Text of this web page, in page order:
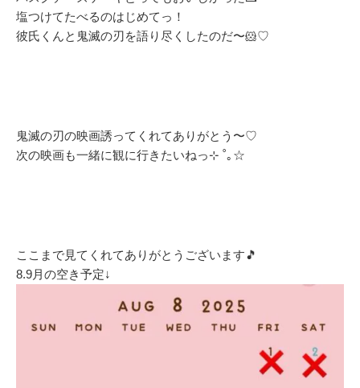
塩つけてたべるのはじめてっ！
彼氏くんと鬼滅の刃を語り尽くしたのだ〜🐹♡
鬼滅の刃の映画誘ってくれてありがとう〜♡
次の映画も一緒に観に行きたいねっ⊹ ˚｡☆
ここまで見てくれてありがとうございます🎵
8.9月の空き予定↓